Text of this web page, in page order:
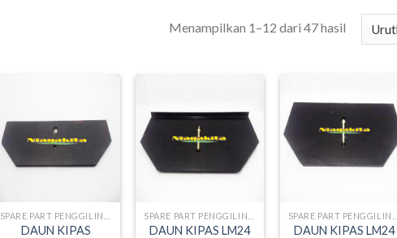
Menampilkan 1–12 dari 47 hasil
DAUN KIPAS
DAUN KIPAS LM24
DAUN KIPAS LM24